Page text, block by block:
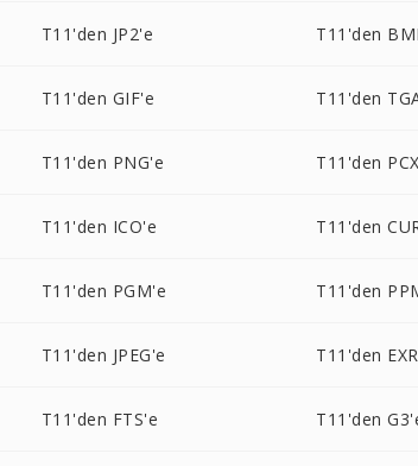
T11'den JP2'e T11'den
T11'den GIF'e T11'den
T11'den PNG'e T11'den
T11'den ICO'e T11'den
T11'den PGM'e T11'den
T11'den JPEG'e T11'den
T11'den FTS'e T11'den